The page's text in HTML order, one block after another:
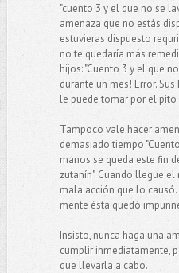
"cuento 3 y el que no se
amenaza que no estás
estuvieras dispuesto
no te quedaría más
hijos: "Cuento 3 y el que
durante un mes! Error.
le puede tomar por el pito
Tampoco vale hacer
demasiado tiempo
manos se queda este fin
zutanín". Cuando llegue
mala acción que lo
mente ésta quedó
Insisto, nunca haga una
cumplir inmediatamente,
que llevarla a cabo.